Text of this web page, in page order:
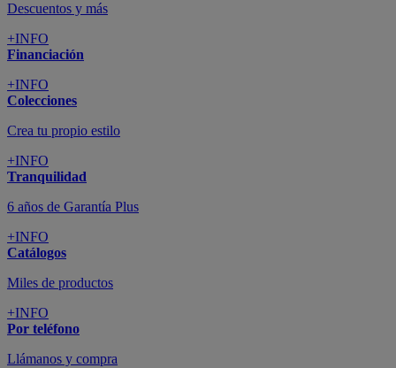
Descuentos y más
+INFO
Financiación
+INFO
Colecciones
Crea tu propio estilo
+INFO
Tranquilidad
6 años de Garantía Plus
+INFO
Catálogos
Miles de productos
+INFO
Por teléfono
Llámanos y compra